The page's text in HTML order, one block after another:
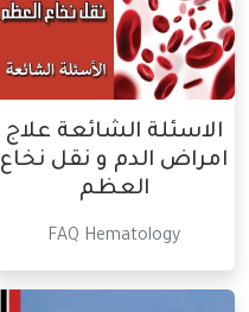
الاسئلة الشائعة علاج
امراض الدم و نقل نخاع
العظم
FAQ Hematology